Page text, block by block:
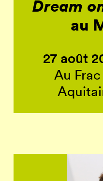
Dream
au
27 août
Au